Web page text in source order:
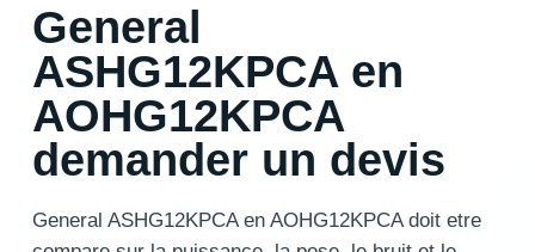
General
ASHG12KPCA en
AOHG12KPCA
demander un devis
General ASHG12KPCA en AOHG12KPCA doit etre